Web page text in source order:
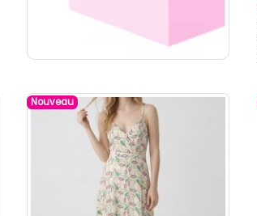
Nouveau